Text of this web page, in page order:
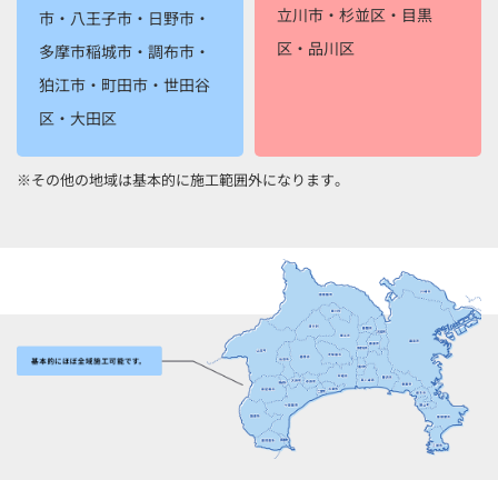
市・八王子市・日野市・
多摩市稲城市・調布市・
狛江市・町田市・世田谷
区・大田区
立川市・杉並区・目黒
区・品川区
※その他の地域は基本的に施工範囲外になります。